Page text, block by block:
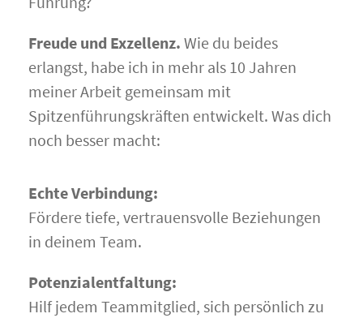
Freude und Exzellenz. Wie du beides
erlangst, habe ich in mehr als 10 Jahren
meiner Arbeit gemeinsam mit
Spitzenführungskräften entwickelt. Was dich
noch besser macht:
Echte Verbindung:
Fördere tiefe, vertrauensvolle Beziehungen
in deinem Team.
Potenzialentfaltung:
Hilf jedem Teammitglied, sich persönlich zu